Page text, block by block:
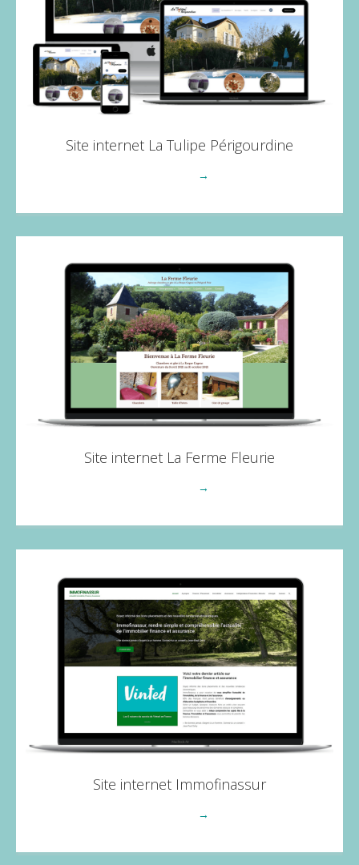
Site internet La Tulipe Périgourdine
→
Site internet La Ferme Fleurie
→
Site internet Immofinassur
→